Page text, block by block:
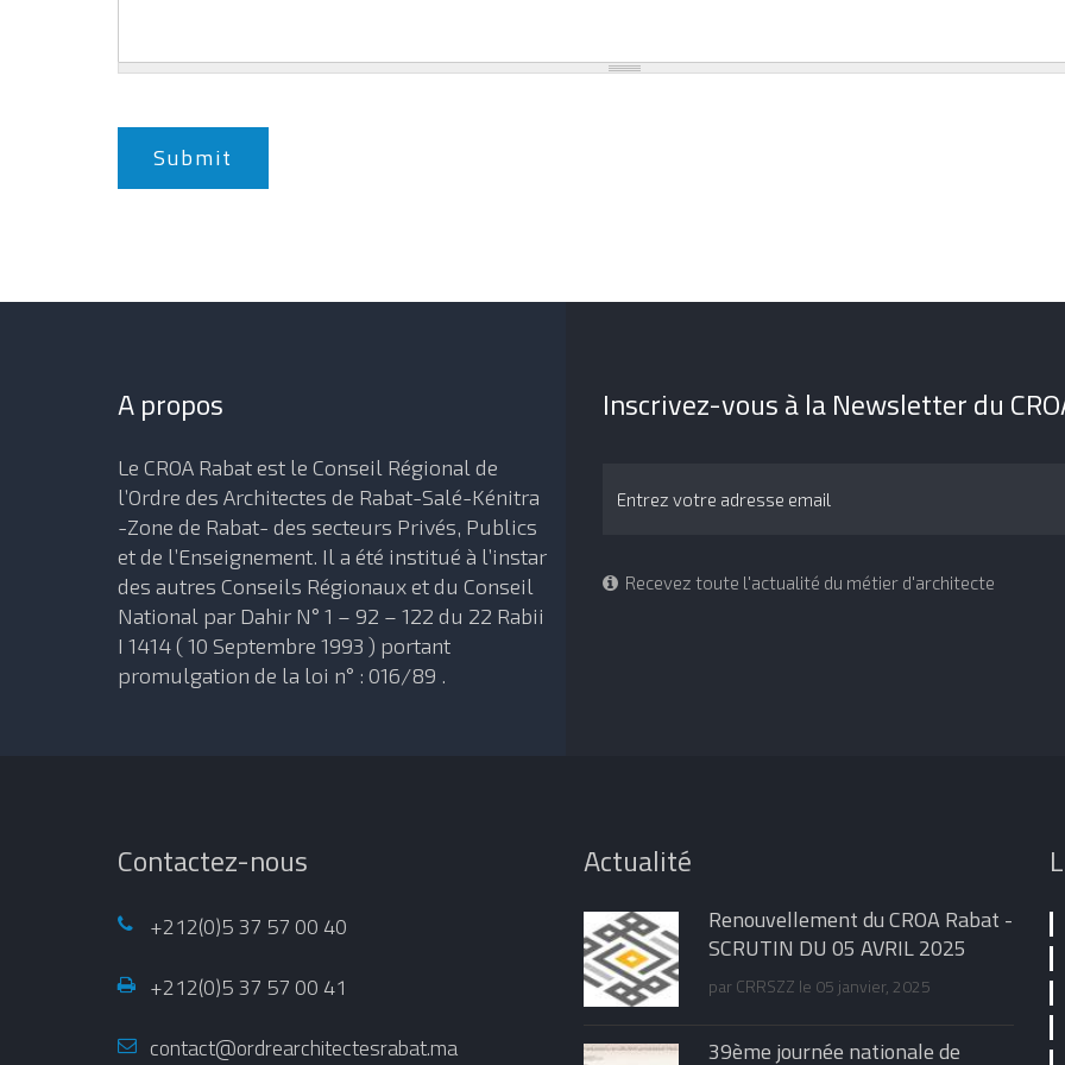
Submit
A propos
Le CROA Rabat est le Conseil Régional de
l’Ordre des Architectes de Rabat-Salé-Kénitra
-Zone de Rabat- des secteurs Privés, Publics
et de l’Enseignement. Il a été institué à l’instar
des autres Conseils Régionaux et du Conseil
National par Dahir N° 1 – 92 – 122 du 22 Rabii
I 1414 ( 10 Septembre 1993 ) portant
promulgation de la loi n° : 016/89 .
Inscrivez-vous à la Newsletter du
Recevez toute l'actualité du métier d'architecte
Contactez-nous
+212(0)5 37 57 00 40
+212(0)5 37 57 00 41
contact@ordrearchitectesrabat.ma
Actualité
Renouvellement du CROA Rabat -
SCRUTIN DU 05 AVRIL 2025
parCRRSZZ le 05 janvier, 2025
39ème journée nationale de